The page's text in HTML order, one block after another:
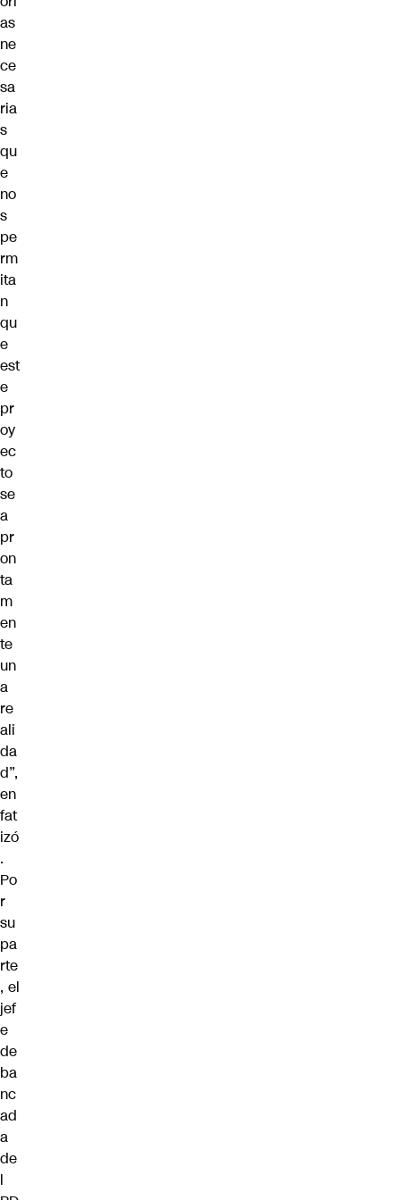
as
ne
ce
sa
ria
s
qu
e
no
s
pe
rm
ita
n
qu
e
est
e
pr
oy
ec
to
se
a
pr
on
ta
m
en
te
un
a
re
ali
da
d”,
en
fat
izó
.
Po
r
su
pa
rte
, el
jef
e
de
ba
nc
ad
a
de
l